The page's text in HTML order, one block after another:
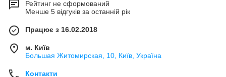
Рейтинг не сформований
Менше 5 відгуків за останній рік
Працює з 16.02.2018
м. Київ
Большая Житомирская, 10, Київ, Україна
Контакти